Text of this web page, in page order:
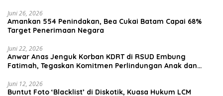
Juni 26, 2026
Amankan 554 Penindakan, Bea Cukai Batam Capai 68%
Target Penerimaan Negara
Juni 22, 2026
Anwar Anas Jenguk Korban KDRT di RSUD Embung
Fatimah, Tegaskan Komitmen Perlindungan Anak dan
Juni 12, 2026
Buntut Foto ‘Blacklist’ di Diskotik, Kuasa Hukum LCM